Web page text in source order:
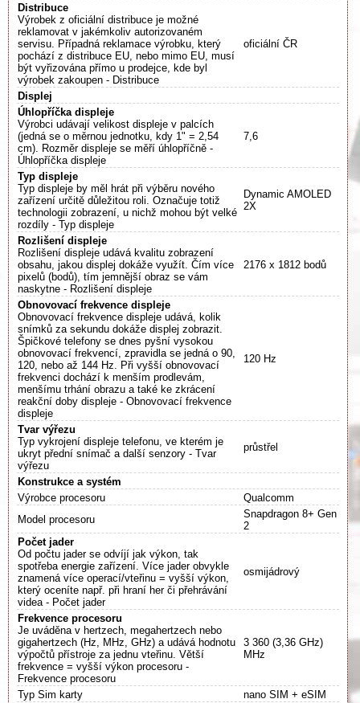
Distribuce
Výrobek z oficiální distribuce je možné
reklamovat v jakémkoliv autorizovaném
servisu. Případná reklamace výrobku, který
pochází z distribuce EU, nebo mimo EU, musí
být vyřizována přímo u prodejce, kde byl
výrobek zakoupen - Distribuce
oficiální ČR
Displej
Úhlopříčka displeje
Výrobci udávají velikost displeje v palcích
(jedná se o měrnou jednotku, kdy 1" = 2,54
cm). Rozměr displeje se měří úhlopříčně -
Úhlopříčka displeje
7,6
Typ displeje
Typ displeje by měl hrát při výběru nového
zařízení určitě důležitou roli. Označuje totiž
technologii zobrazení, u nichž mohou být velké
rozdíly - Typ displeje
Dynamic AMOLED
2X
Rozlišení displeje
Rozlišení displeje udává kvalitu zobrazení
obsahu, jakou displej dokáže využít. Čím více
pixelů (bodů), tím jemnější obraz se vám
naskytne - Rozlišení displeje
2176 x 1812 bodů
Obnovovací frekvence displeje
Obnovovací frekvence displeje udává, kolik
snímků za sekundu dokáže displej zobrazit.
Špičkové telefony se dnes pyšní vysokou
obnovovací frekvencí, zpravidla se jedná o 90,
120, nebo až 144 Hz. Při vyšší obnovovací
frekvenci dochází k menším prodlevám,
menšímu trhání obrazu a také ke zkrácení
reakční doby displeje - Obnovovací frekvence
displeje
120 Hz
Tvar výřezu
Typ vykrojení displeje telefonu, ve kterém je
ukryt přední snímač a další senzory - Tvar
výřezu
průstřel
Konstrukce a systém
Výrobce procesoru
Qualcomm
Model procesoru
Snapdragon 8+ Gen
2
Počet jader
Od počtu jader se odvíjí jak výkon, tak
spotřeba energie zařízení. Více jader obvykle
znamená více operací/vteřinu = vyšší výkon,
který oceníte např. při hraní her či přehrávání
videa - Počet jader
osmijádrový
Frekvence procesoru
Je uváděna v hertzech, megahertzech nebo
gigahertzech (Hz, MHz, GHz) a udává hodnotu
výpočtů přístroje za jednu vteřinu. Větší
frekvence = vyšší výkon procesoru -
Frekvence procesoru
3 360 (3,36 GHz)
MHz
Typ Sim karty
nano SIM + eSIM